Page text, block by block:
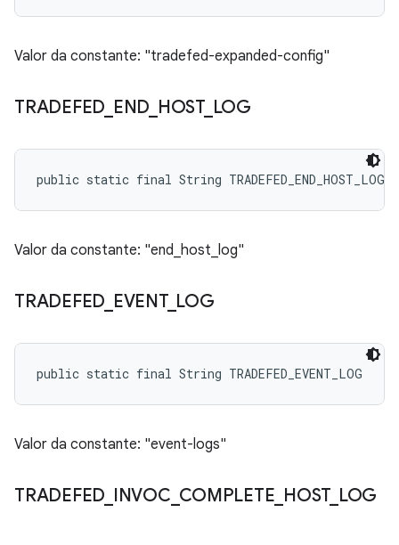
Valor da constante: "tradefed-expanded-config"
TRADEFED END HOST_ LOG
public static final String TRADEFED_END_HOST_LOG
Valor da constante: "end_host_log"
TRADEFED EVENT_ LOG
public static final String TRADEFED_EVENT_LOG
Valor da constante: "event-logs"
TRADEFED INVOC COMPLETE HOST_ LOG